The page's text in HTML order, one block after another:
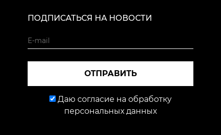
ПОДПИСАТЬСЯ НА НОВОСТИ
ОТПРАВИТЬ
Даю согласие на обработку
персональных данных